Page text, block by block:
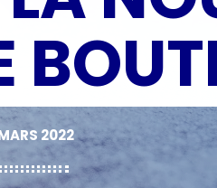
2022